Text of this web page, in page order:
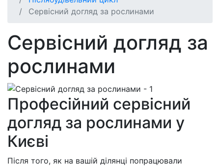
Сервісний догляд за рослинами
Сервісний догляд за
рослинами
Професійний сервісний
догляд за рослинами у
Києві
Після того, як на вашій ділянці попрацювали